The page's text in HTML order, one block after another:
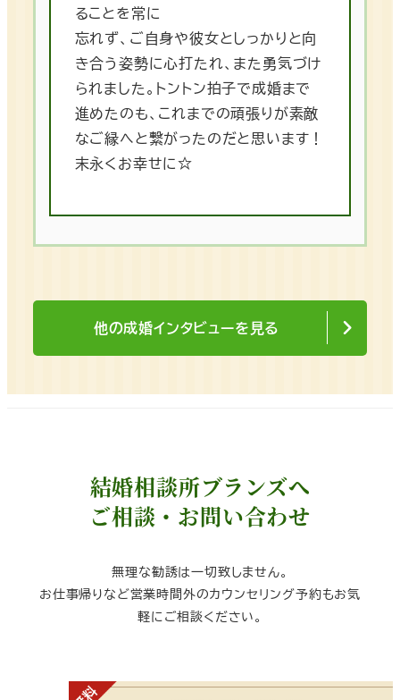
ることを常に
忘れず、ご自身や彼女としっかりと向
き合う姿勢に心打たれ、また勇気づけ
られました。トントン拍子で成婚まで
進めたのも、これまでの頑張りが素敵
なご縁へと繋がったのだと思います！
末永くお幸せに☆
他の成婚インタビューを見る
結婚相談所ブランズへ
ご相談・お問い合わせ
無理な勧誘は一切致しません。
お仕事帰りなど営業時間外のカウンセリング予約もお気
軽にご相談ください。